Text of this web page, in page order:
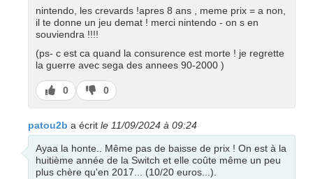
nintendo, les crevards !apres 8 ans , meme prix = a non,
il te donne un jeu demat ! merci nintendo - on s en
souviendra !!!!
(ps- c est ca quand la consurence est morte ! je regrette
la guerre avec sega des annees 90-2000 )
J’aime
0
J’aime
pas
0
patou2b a écrit le 11/09/2024 à 09:24
Ayaa la honte.. Même pas de baisse de prix ! On est à la
huitième année de la Switch et elle coûte même un peu
plus chère qu'en 2017... (10/20 euros...).